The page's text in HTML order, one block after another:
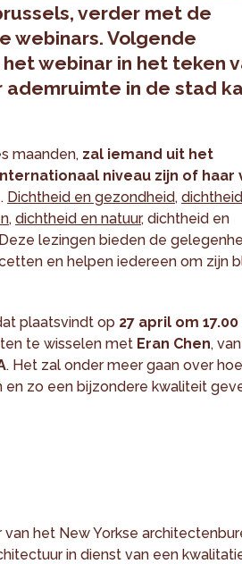
verder met de
webinars. Volgende
webinar in het teken
in de stad
maanden, zal iemand uit het
niveau zijn of haar
. Dichtheid en gezondheid,
,dichtheid en natuur, dichtheid en
Deze lezingen bieden de
en helpen iedereen om zijn
plaatsvindt op 27 april om
te wisselen met Eran Chen,
. Het zal onder meer gaan over hoe
zo een bijzondere kwaliteit
het New Yorkse
in dienst van een